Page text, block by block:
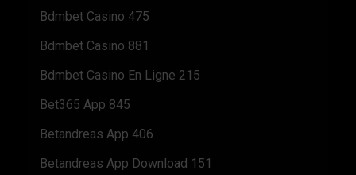
Bdmbet Casino 475
Bdmbet Casino 881
Bdmbet Casino En Ligne 215
Bet365 App 845
Betandreas App 406
Betandreas App Download 151